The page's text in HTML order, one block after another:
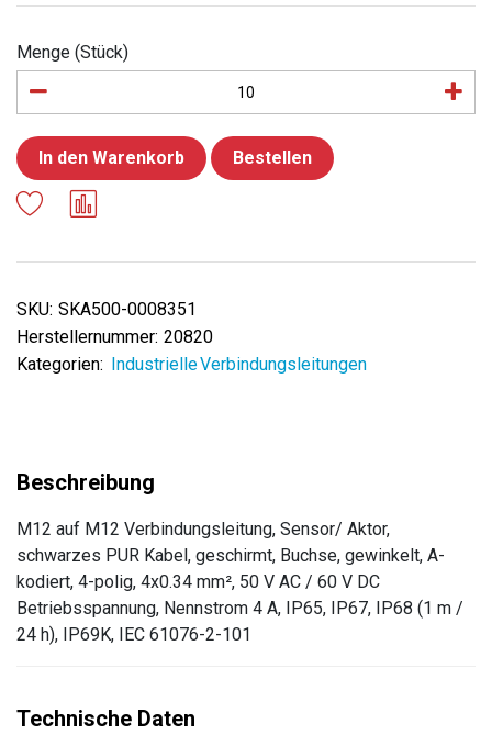
Menge (Stück)
In den Warenkorb Bestellen
SKU: SKA500-0008351
Herstellernummer: 20820
Kategorien: Industrielle Verbindungsleitungen
M12 auf M12 Verbindungsleitung, Sensor/ Aktor,
schwarzes PUR Kabel, geschirmt, Buchse, gewinkelt, A-
kodiert, 4-polig, 4x0.34 mm², 50 V AC / 60 V DC
Betriebsspannung, Nennstrom 4 A, IP65, IP67, IP68 (1 m /
24 h), IP69K, IEC 61076-2-101